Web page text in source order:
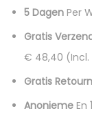
5 Dagen Per
Gratis
€ 48,40 (incl.
Gratis
Anonieme En